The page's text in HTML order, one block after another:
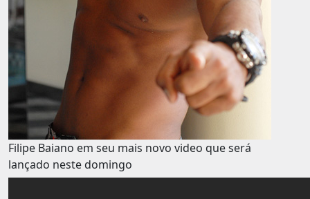
Filipe Baiano em seu mais novo video que será
lançado neste domingo